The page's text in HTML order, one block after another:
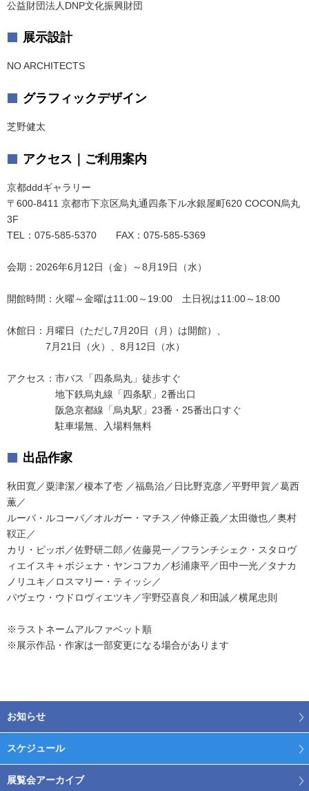
公益財団法人DNP文化振興財団
展示設計
NO ARCHITECTS
グラフィックデザイン
芝野健太
アクセス｜ご利用案内
京都dddギャラリー
〒600-8411 京都市下京区烏丸通四条下ル水銀屋町620 COCON烏丸
3F
TEL：075-585-5370 FAX：075-585-5369
会期：2026年6月12日（金）～8月19日（水）
開館時間：火曜～金曜は11:00～19:00 土日祝は11:00～18:00
休館日：月曜日（ただし7月20日（月）は開館）、
7月21日（火）、8月12日（水）
アクセス：市バス「四条烏丸」徒歩すぐ
地下鉄烏丸線「四条駅」2番出口
阪急京都線「烏丸駅」23番・25番出口すぐ
駐車場無、入場料無料
出品作家
秋田寛／粟津潔／榎本了壱 ／福島治／日比野克彦／平野甲賀／葛西
薫／
ルーバ・ルコーバ／オルガー・マチス／仲條正義／太田徹也／奥村
靫正／
カリ・ピッポ／佐野研二郎／佐藤晃一／フランチシェク・スタロヴ
ィエイスキ＋ボジェナ・ヤンコフカ／杉浦康平／田中一光／タナカ
ノリユキ／ロスマリー・ティッシ／
パヴェウ・ウドロヴィエツキ／宇野亞喜良／和田誠／横尾忠則
※ラストネームアルファベット順
※展示作品・作家は一部変更になる場合があります
お知らせ
スケジュール
展覧会アーカイブ